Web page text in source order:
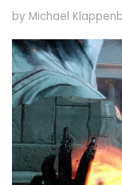
by Michael